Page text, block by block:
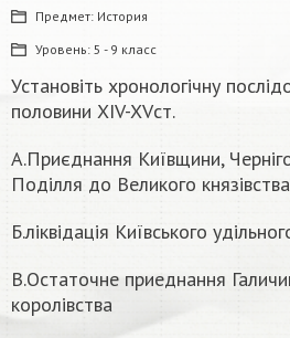
Предмет: История
Уровень: 5 - 9 класс
Установіть хронологічну
половини XIV-XVст.
А.Приєднання Київщини,
Поділля до Великого
Б.ліквідація Київського
В.Остаточне приеднання
королівства